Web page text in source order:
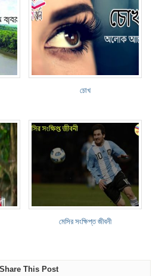
চোখ
মেসির সংক্ষিপ্ত জীবনী
Share This Post